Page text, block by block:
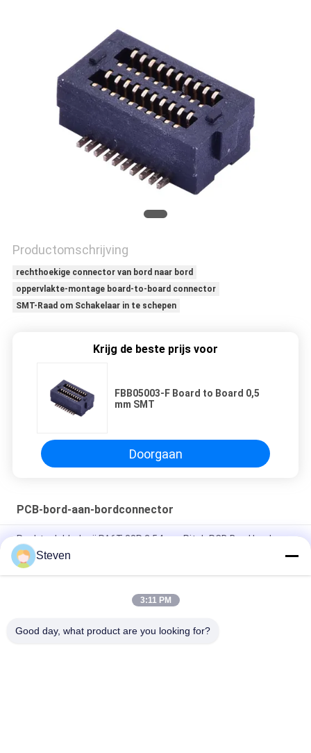
SITEMAP
PRIVACY
POLICY
Productomschrijving
rechthoekige connector van bord naar bord
oppervlakte-montage board-to-board connector
SMT-Raad om Schakelaar in te schepen
Krijg de beste prijs voor
FBB05003-F Board to Board 0,5
mm SMT
Doorgaan
PCB-bord-aan-bordconnector
Rechte dubbele rij PA6T 38P 2.54mm Pitch PCB Box Header
Afstand 0,5 mm Double Slotted Board To Board Connector
Mannelijk onderdeel met CAP UL-certificaat
Signal en stroomvoorziening 4S4P - mannelijke blok 50A
Steven
3:11 PM
Good day, what product are you looking for?